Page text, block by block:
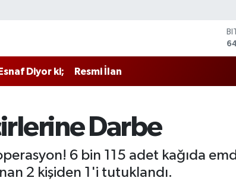
Esnaf Diyor ki; Resmi İlan
Darbe
6 bin 115 adet kağıda
2 kişiden 1'i tutuklandı.